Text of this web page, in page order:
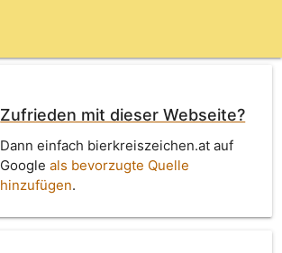
Zufrieden mit dieser Webseite?
Dann einfach bierkreiszeichen.at auf
Googleals bevorzugte Quelle
hinzufügen.